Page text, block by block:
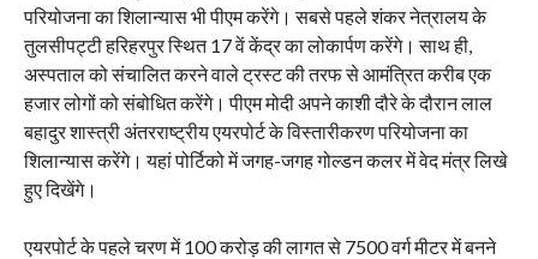
परियोजना का शिलान्यास भी पीएम करेंगे। सबसे पहले शंकर नेत्रालय के
तुलसीपट्टी हरिहरपुर स्थित 17 वें केंद्र का लोकार्पण करेंगे। साथ ही,
अस्पताल को संचालित करने वाले ट्रस्ट की तरफ से आमंत्रित करीब एक
हजार लोगों को संबोधित करेंगे। पीएम मोदी अपने काशी दौरे के दौरान लाल
बहादुर शास्त्री अंतरराष्ट्रीय एयरपोर्ट के विस्तारीकरण परियोजना का
शिलान्यास करेंगे। यहां पोर्टिको में जगह-जगह गोल्डन कलर में वेद मंत्र लिखे
हुए दिखेंगे।
एयरपोर्ट के पहले चरण में 100 करोड़ की लागत से 7500 वर्ग मीटर में बनने